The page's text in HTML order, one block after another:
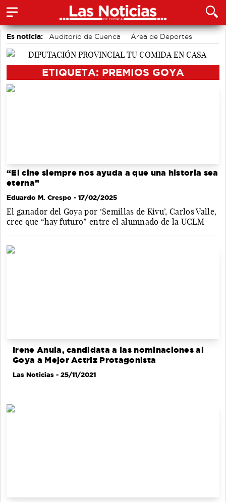
Es noticia: Auditorio de Cuenca
Área de Deportes
Bádminton
Motor
ETIQUETA: PREMIOS GOYA
“El cine siempre nos ayuda a que una historia sea
eterna”
Eduardo M. Crespo - 17/02/2025
El ganador del Goya por ‘Semillas de Kivu’, Carlos Valle,
cree que “hay futuro” entre el alumnado de la UCLM
Irene Anula, candidata a las nominaciones al
Goya a Mejor Actriz Protagonista
Las Noticias - 25/11/2021